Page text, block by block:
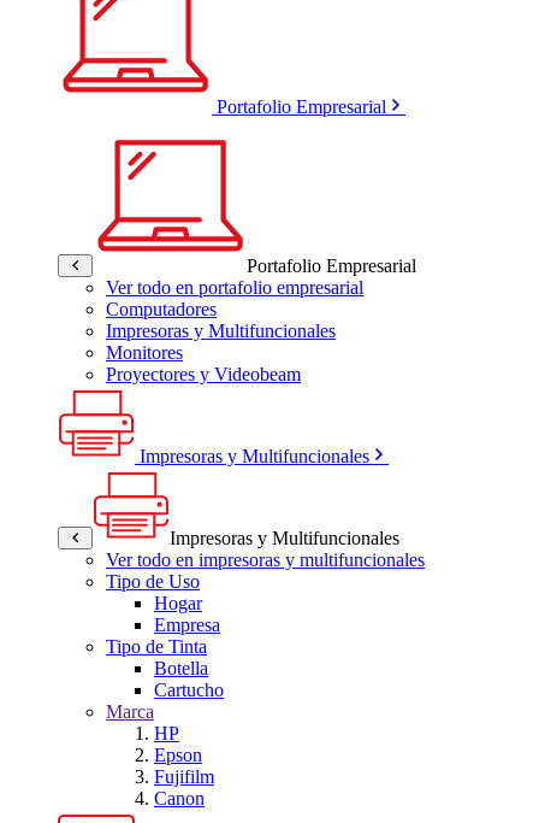
Portafolio Empresarial
Portafolio Empresarial
Ver todo en portafolio empresarial
Computadores
Impresoras y Multifuncionales
Monitores
Proyectores y Videobeam
Impresoras y Multifuncionales
Impresoras y Multifuncionales
Ver todo en impresoras y multifuncionales
Tipo de Uso
Hogar
Empresa
Tipo de Tinta
Botella
Cartucho
Marca
HP
Epson
Fujifilm
Canon